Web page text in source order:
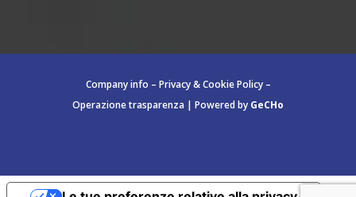
Company info – Privacy & Cookie Policy–
Operazione trasparenza | Powered by GeCHo